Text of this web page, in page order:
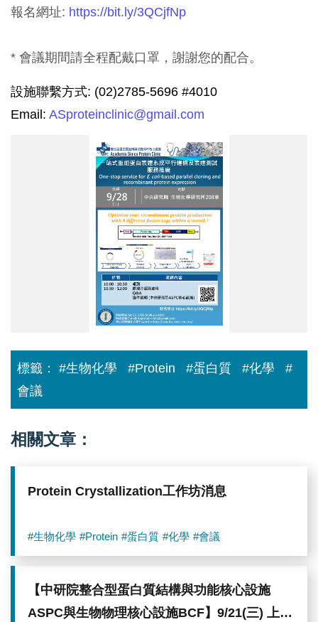
報名網址: https://bit.ly/3QCjfNp
* 會議期間請全程配戴口罩，謝謝您的配合。
設施聯繫方式: (02)2785-5696 #4010
Email: ASproteinclinic@gmail.com
達
測
試
服
務
廣
標籤： #生物化學 #Protein #蛋白質 #化學
#
會議
相關文章：
Protein Crystallization工作坊消息
#生物化學 #Protein #蛋白質 #化學 #會議
【中研院整合型蛋白質結構與功能核心設施
ASPC與生物物理核心設施BCF】9/21(三) 上